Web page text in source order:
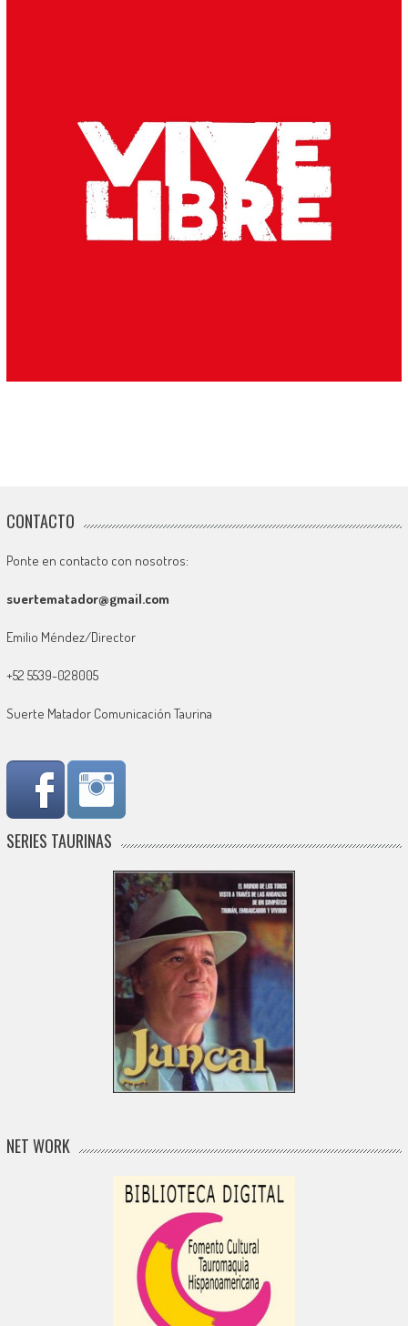
CONTACTO
Ponte en contacto con nosotros:
suertematador@gmail.com
Emilio Méndez/Director
+52 5539-028005
Suerte Matador Comunicación Taurina
SERIES TAURINAS
NET WORK